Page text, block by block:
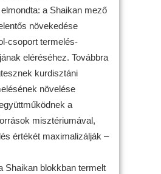
a Shaikan mező
növekedése
csoport termelés-
eléréséhez. Továbbra
kurdisztáni
növelése
a
misztériumával,
értékét maximalizálják –
Shaikan blokkban termelt